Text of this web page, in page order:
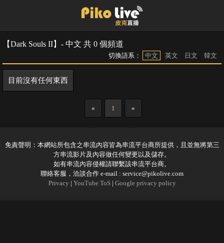
【Dark Souls II】- 中文 共 0 個頻道
切換語系： 中文 英文 日文 韓文
目前沒有任何東西
« 1 »
免責聲明：本網站所包含之串流內容皆為串流平台商所提供，且並無將第三
方串流影片及內容做任何變更以及儲存。
如有串流內容侵權請聯繫該串流平台商。
聯絡客服，洽談合作 e-mail : service@pikolive.com
Privacy | YouTube ToS| Google privacy policy